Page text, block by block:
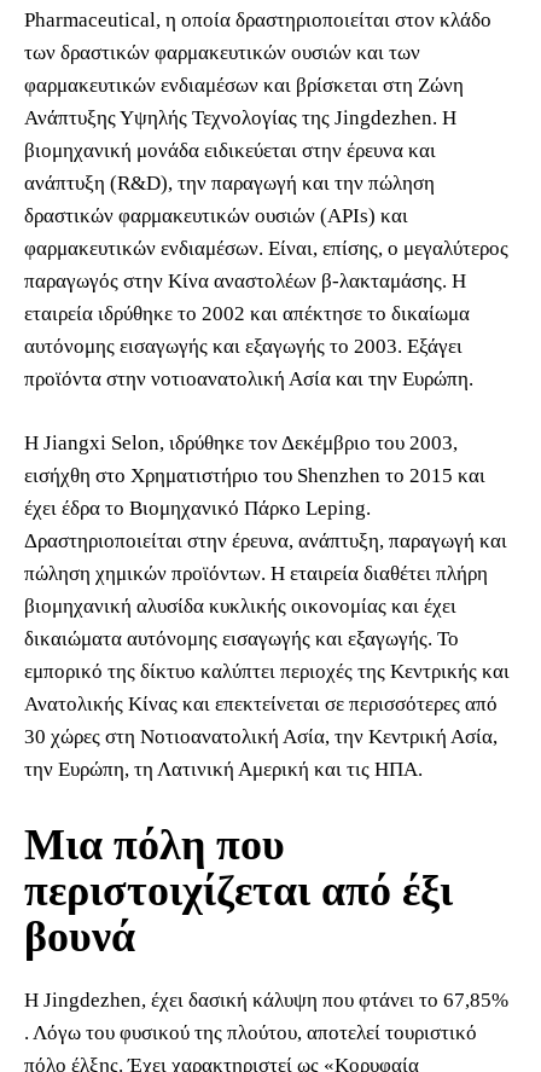
Pharmaceutical, η οποία δραστηριοποιείται στον κλάδο
των δραστικών φαρμακευτικών ουσιών και των
φαρμακευτικών ενδιαμέσων και βρίσκεται στη Ζώνη
Ανάπτυξης Υψηλής Τεχνολογίας της Jingdezhen. Η
βιομηχανική μονάδα ειδικεύεται στην έρευνα και
ανάπτυξη (R&D), την παραγωγή και την πώληση
δραστικών φαρμακευτικών ουσιών (APIs) και
φαρμακευτικών ενδιαμέσων. Είναι, επίσης, ο μεγαλύτερος
παραγωγός στην Κίνα αναστολέων β-λακταμάσης. Η
εταιρεία ιδρύθηκε το 2002 και απέκτησε το δικαίωμα
αυτόνομης εισαγωγής και εξαγωγής το 2003. Εξάγει
προϊόντα στην νοτιοανατολική Ασία και την Ευρώπη.
Η Jiangxi Selon, ιδρύθηκε τον Δεκέμβριο του 2003,
εισήχθη στο Χρηματιστήριο του Shenzhen το 2015 και
έχει έδρα το Βιομηχανικό Πάρκο Leping.
Δραστηριοποιείται στην έρευνα, ανάπτυξη, παραγωγή και
πώληση χημικών προϊόντων. Η εταιρεία διαθέτει πλήρη
βιομηχανική αλυσίδα κυκλικής οικονομίας και έχει
δικαιώματα αυτόνομης εισαγωγής και εξαγωγής. Το
εμπορικό της δίκτυο καλύπτει περιοχές της Κεντρικής και
Ανατολικής Κίνας και επεκτείνεται σε περισσότερες από
30 χώρες στη Νοτιοανατολική Ασία, την Κεντρική Ασία,
την Ευρώπη, τη Λατινική Αμερική και τις ΗΠΑ.
Μια πόλη που
περιστοιχίζεται από έξι
βουνά
Η Jingdezhen, έχει δασική κάλυψη που φτάνει το 67,85%
. Λόγω του φυσικού της πλούτου, αποτελεί τουριστικό
πόλο έλξης. Έχει χαρακτηριστεί ως «Κορυφαία